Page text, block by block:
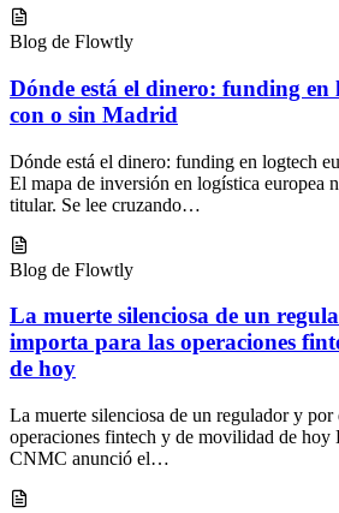
Blog de Flowtly
Dónde está el dinero: funding en
con o sin Madrid
Dónde está el dinero: funding en logtech
El mapa de inversión en logística europea
titular. Se lee cruzando…
Blog de Flowtly
La muerte silenciosa de un
importa para las operaciones
de hoy
La muerte silenciosa de un regulador y por
operaciones fintech y de movilidad de hoy
CNMC anunció el…